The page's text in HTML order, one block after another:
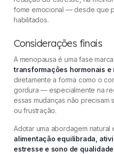
fome emocional — desde que
habilitados.
Considerações finais
A menopausa é uma fase
transformações hormonais e
diretamente a forma como o
gordura — especialmente na
essas mudanças não
ou frustração.
Adotar uma abordagem
alimentação equilibrada,
estresse e sono de qualidade